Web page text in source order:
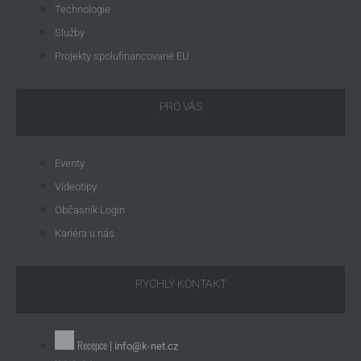
Technologie
Služby
Projekty spolufinancované EU
PRO VÁS
Eventy
Videotipy
Občasník Login
Kariéra u nás
RYCHLÝ KONTAKT
Recepce | info@k-net.cz